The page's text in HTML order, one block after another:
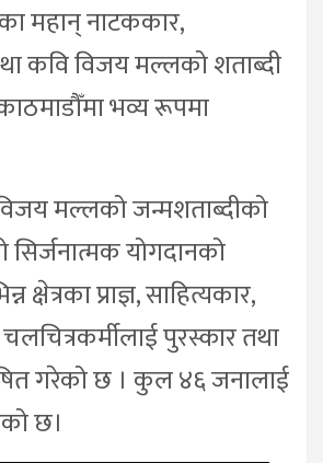
महान् नाटककार,
कवि विजय मल्लको शताब्दी
भव्य रूपमा
मल्लको जन्मशताब्दीको
योगदानको
क्षेत्रका प्राज्ञ, साहित्यकार,
पुरस्कार तथा
गरेको छ । कुल ४६ जनालाई
छ।